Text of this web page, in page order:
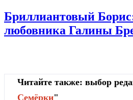
Бриллиантовый
любовника Галины
Читайте также: выбор
Cемёрки"